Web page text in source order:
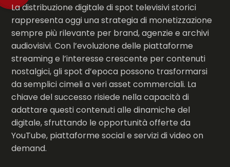
La distribuzione digitale di spot televisivi storici
rappresenta oggi una strategia di monetizzazione
sempre più rilevante per brand, agenzie e archivi
audiovisivi. Con l’evoluzione delle piattaforme
streaming e l’interesse crescente per contenuti
nostalgici, gli spot d’epoca possono trasformarsi
da semplici cimeli a veri asset commerciali. La
chiave del successo risiede nella capacità di
adattare questi contenuti alle dinamiche del
digitale, sfruttando le opportunità offerte da
YouTube, piattaforme social e servizi di video on
demand.